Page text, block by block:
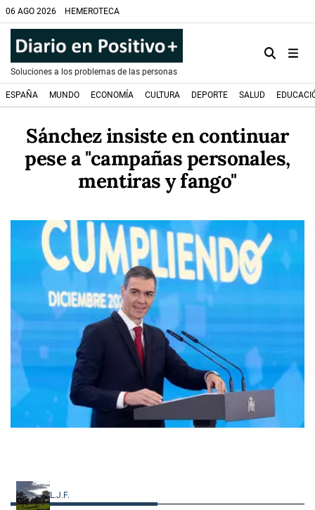
06 AGO 2026 HEMEROTECA
Soluciones a los problemas de las personas
ESPAÑA MUNDO ECONOMÍA CULTURA DEPORTE SALUD
Sánchez insiste en continuar
pese a "campañas personales,
mentiras y fango"
L.J.F.